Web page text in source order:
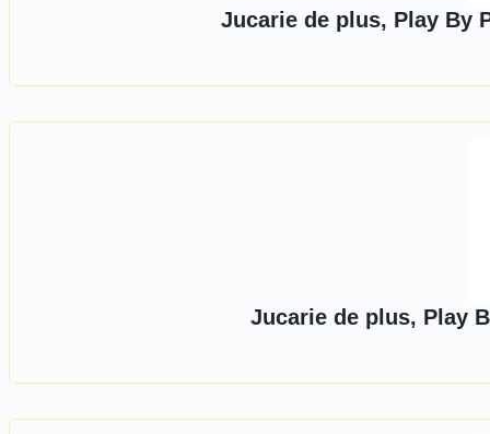
Jucarie de plus, Play By
Jucarie de plus, Play